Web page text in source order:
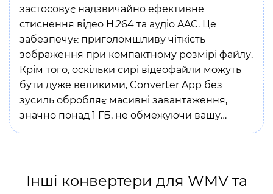
застосовує надзвичайно ефективне
стиснення відео H.264 та аудіо AAC. Це
забезпечує приголомшливу чіткість
зображення при компактному розмірі файлу.
Крім того, оскільки сирі відеофайли можуть
бути дуже великими, Converter App без
зусиль обробляє масивні завантаження,
значно понад 1 ГБ, не обмежуючи вашу
швидкість.
Інші конвертери для WMV та